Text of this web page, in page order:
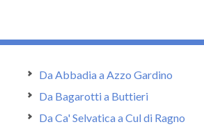
Da Abbadia a Azzo Gardino
Da Bagarotti a Buttieri
Da Ca' Selvatica a Cul di Ragno